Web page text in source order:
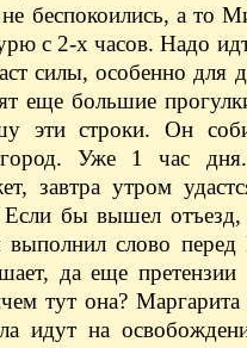
беспокоились, а то
с 2-х часов. Надо
силы, особенно для
еще большие
эти строки. Он
город. Уже 1 час
завтра утром
бы вышел
слово перед
да еще
тут она? Маргарита
идут на